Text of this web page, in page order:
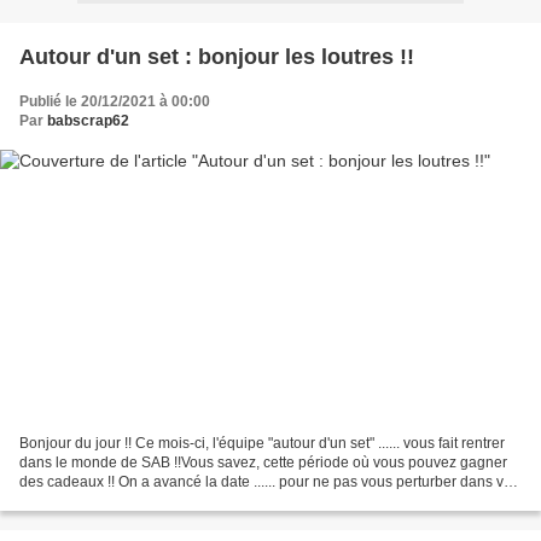
Autour d'un set : bonjour les loutres !!
Publié le 20/12/2021 à 00:00
Par babscrap62
Bonjour du jour !! Ce mois-ci, l'équipe "autour d'un set" ...... vous fait rentrer
dans le monde de SAB !!Vous savez, cette période où vous pouvez gagner
des cadeaux !! On a avancé la date ...... pour ne pas vous perturber dans vos